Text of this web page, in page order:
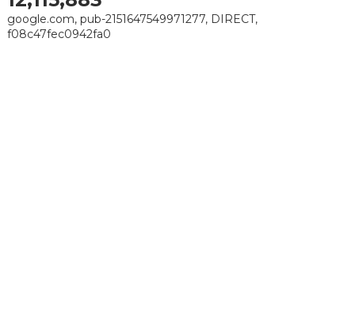
google.com, pub-2151647549971277, DIRECT,
f08c47fec0942fa0